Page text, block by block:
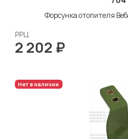
Форсунка отопителя
РРЦ
2 202 ₽
Нет в наличии